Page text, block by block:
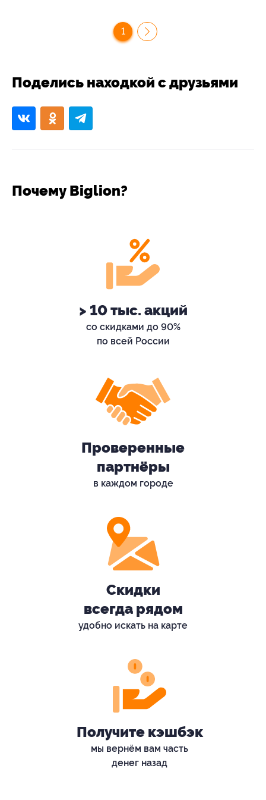
1
Поделись находкой с друзьями
Почему Biglion?
> 10 тыс. акций
со скидками до 90%
по всей России
Проверенные
партнёры
в каждом городе
Скидки
всегда рядом
удобно искать на карте
Получите кэшбэк
мы вернём вам часть
денег назад